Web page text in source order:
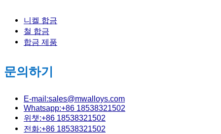
니켈 합금
철 합금
합금 제품
문의하기
E-mail:sales@mwalloys.com
Whatsapp:+86 18538321502
위챗:+86 18538321502
전화:+86 18538321502